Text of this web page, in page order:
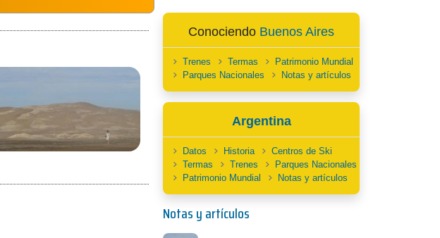
Conociendo Buenos Aires
Trenes Termas
Patrimonio Mundial
Parques Nacionales
Notas y artículos
Argentina
Datos Historia
Centros de Ski
Termas
Trenes
Parques Nacionales
Patrimonio Mundial
Notas y artículos
Notas y artículos